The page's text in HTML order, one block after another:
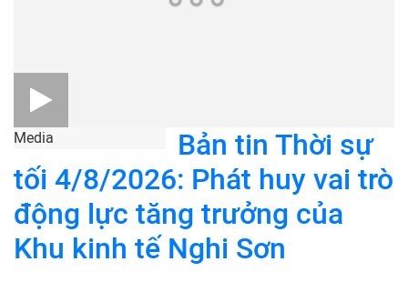
Media
tối 4/8/2026: Phát huy vai trò
động lực tăng trưởng của
Khu kinh tế Nghi Sơn